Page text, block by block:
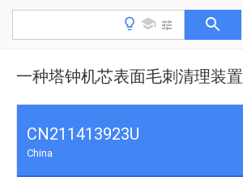
一种塔钟机芯表面毛刺清理装置
CN211413923U
China